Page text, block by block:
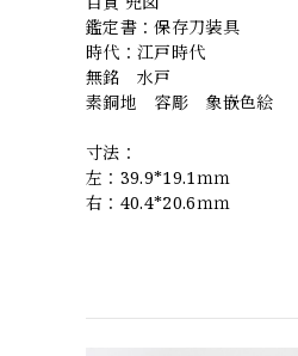
鑑定書：保存刀装具
時代：江戸時代
無銘 水戸
素銅地 容彫 象嵌色絵
寸法：
左：39.9*19.1ｍｍ
右：40.4*20.6ｍｍ